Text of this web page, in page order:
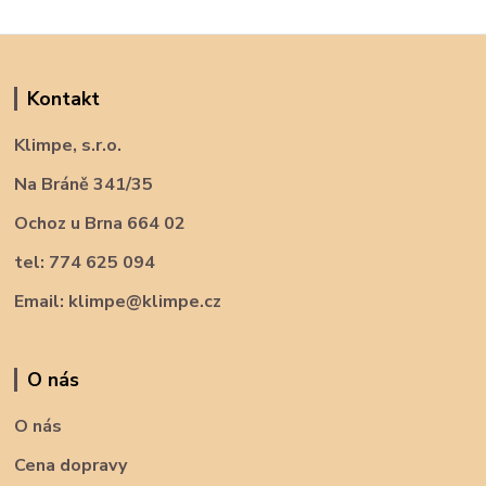
Kontakt
Klimpe, s.r.o.
Na Bráně 341/35
Ochoz u Brna 664 02
tel: 774 625 094
Email: klimpe@klimpe.cz
O nás
O nás
Cena dopravy